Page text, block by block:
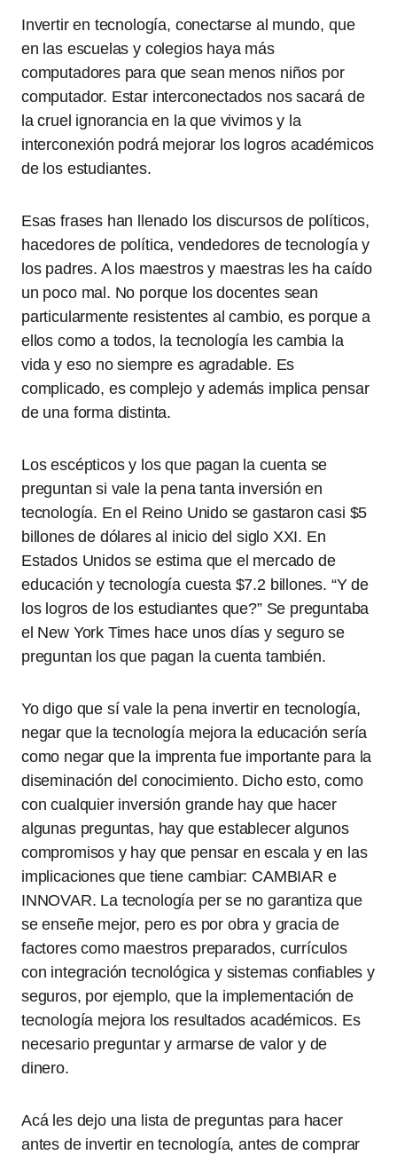
Invertir en tecnología, conectarse al mundo, que
en las escuelas y colegios haya más
computadores para que sean menos niños por
computador. Estar interconectados nos sacará de
la cruel ignorancia en la que vivimos y la
interconexión podrá mejorar los logros académicos
de los estudiantes.
Esas frases han llenado los discursos de políticos,
hacedores de política, vendedores de tecnología y
los padres. A los maestros y maestras les ha caído
un poco mal. No porque los docentes sean
particularmente resistentes al cambio, es porque a
ellos como a todos, la tecnología les cambia la
vida y eso no siempre es agradable. Es
complicado, es complejo y además implica pensar
de una forma distinta.
Los escépticos y los que pagan la cuenta se
preguntan si vale la pena tanta inversión en
tecnología. En el Reino Unido se gastaron casi $5
billones de dólares al inicio del siglo XXI. En
Estados Unidos se estima que el mercado de
educación y tecnología cuesta $7.2 billones. “Y de
los logros de los estudiantes que?” Se preguntaba
el New York Times hace unos días y seguro se
preguntan los que pagan la cuenta también.
Yo digo que sí vale la pena invertir en tecnología,
negar que la tecnología mejora la educación sería
como negar que la imprenta fue importante para la
diseminación del conocimiento. Dicho esto, como
con cualquier inversión grande hay que hacer
algunas preguntas, hay que establecer algunos
compromisos y hay que pensar en escala y en las
implicaciones que tiene cambiar: CAMBIAR e
INNOVAR. La tecnología per se no garantiza que
se enseñe mejor, pero es por obra y gracia de
factores como maestros preparados, currículos
con integración tecnológica y sistemas confiables y
seguros, por ejemplo, que la implementación de
tecnología mejora los resultados académicos. Es
necesario preguntar y armarse de valor y de
dinero.
Acá les dejo una lista de preguntas para hacer
antes de invertir en tecnología, antes de comprar